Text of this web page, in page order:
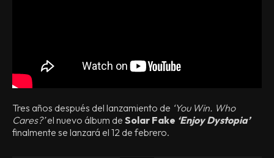
Tres años después del lanzamiento de ‘You Win. Who
Cares?’el nuevo álbum de Solar Fake ‘Enjoy Dystopia’
finalmente se lanzará el 12 de febrero.